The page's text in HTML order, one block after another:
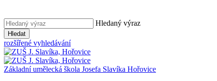
Hledaný výraz
Hledat
rozšířené vyhledávání
Základní umělecká škola Josefa Slavíka Hořovice